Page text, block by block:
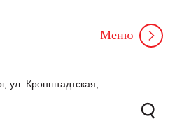
ул. Кронштадтская,
Меню